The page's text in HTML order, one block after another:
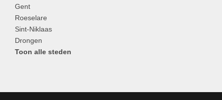
Gent
Roeselare
Sint-Niklaas
Drongen
Toon alle steden